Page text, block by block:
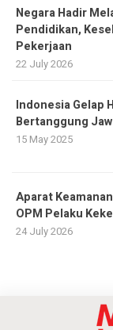
Negara Hadir
Pendidikan,
Pekerjaan
22 July 2026
Indonesia Gelap
Bertanggung
15 May 2025
Aparat
OPM Pelaku
24 July 2026